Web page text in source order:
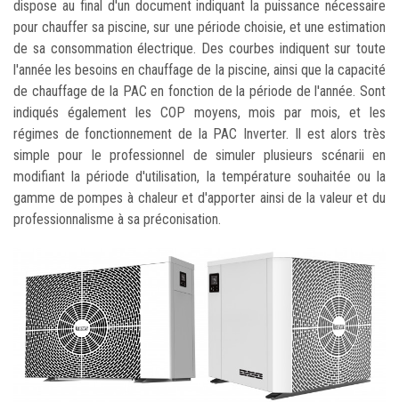
dispose au final d'un document indiquant la puissance nécessaire
pour chauffer sa piscine, sur une période choisie, et une estimation
de sa consommation électrique. Des courbes indiquent sur toute
l'année les besoins en chauffage de la piscine, ainsi que la capacité
de chauffage de la PAC en fonction de la période de l'année. Sont
indiqués également les COP moyens, mois par mois, et les
régimes de fonctionnement de la PAC Inverter. Il est alors très
simple pour le professionnel de simuler plusieurs scénarii en
modifiant la période d'utilisation, la température souhaitée ou la
gamme de pompes à chaleur et d'apporter ainsi de la valeur et du
professionnalisme à sa préconisation.